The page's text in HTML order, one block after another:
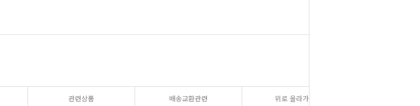
관련상품 배송교환관련 위로 올라가기